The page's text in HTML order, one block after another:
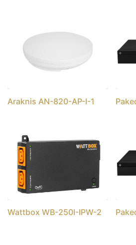
Araknis AN-820-AP-I-1
Wattbox WB-250I-IPW-2